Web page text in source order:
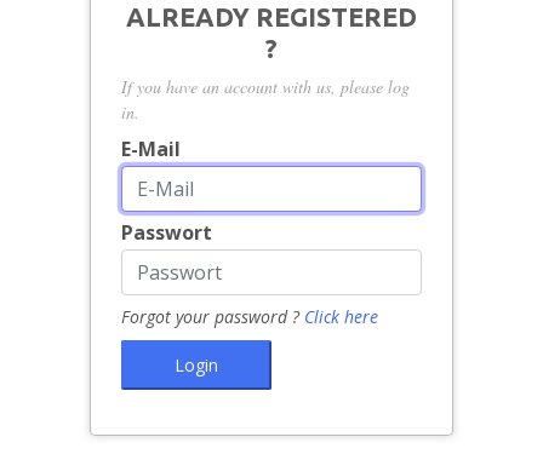
ALREADY REGISTERED
?
If you have an account with us, please log
in.
E-Mail
Passwort
Forgot your password ? Click here
Login